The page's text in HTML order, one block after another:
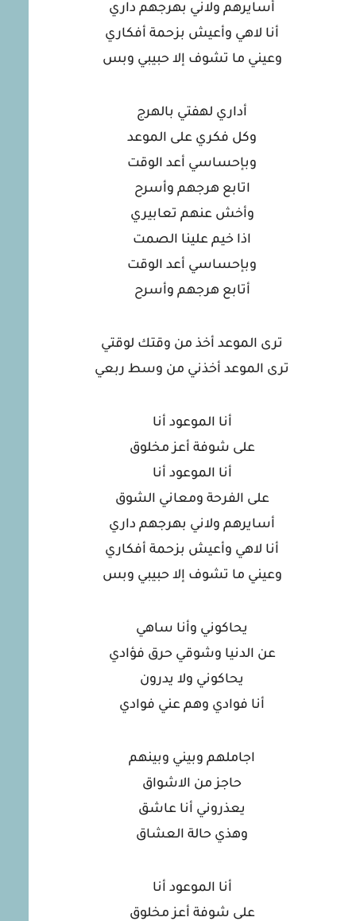
أسايرهم ولاني بهرجهم داري
أنا لاهي وأعيش بزحمة أفكاري
وعيني ما تشوف إلا حبيبي وبس
أداري لهفتي بالهرج
وكل فكري على الموعد
وبإحساسي أعد الوقت
اتابع هرجهم وأسرح
وأخش عنهم تعابيري
اذا خيم علينا الصمت
وبإحساسي أعد الوقت
أتابع هرجهم وأسرح
ترى الموعد أخذ من وقتك لوقتي
ترى الموعد أخذني من وسط ربعي
أنا الموعود أنا
على شوفة أعز مخلوق
أنا الموعود أنا
على الفرحة ومعاني الشوق
أسايرهم ولاني بهرجهم داري
أنا لاهي وأعيش بزحمة أفكاري
وعيني ما تشوف إلا حبيبي وبس
يحاكوني وأنا ساهي
عن الدنيا وشوقي حرق فؤادي
يحاكوني ولا يدرون
أنا فوادي وهم عني فوادي
اجاملهم وبيني وبينهم
حاجز من الاشواق
يعذروني أنا عاشق
وهذي حالة العشاق
أنا الموعود أنا
على شوفة أعز مخلوق